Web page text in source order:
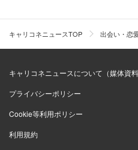
キャリコネニュースTOP 出会い・恋
キャリコネニュースについて（媒体資料
プライバシーポリシー
Cookie等利用ポリシー
利用規約